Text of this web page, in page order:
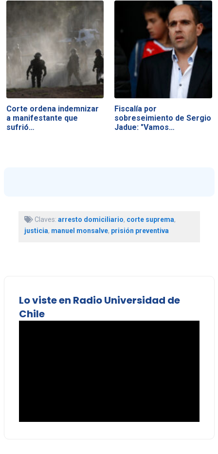
Corte ordena indemnizar
a manifestante que
sufrió…
Fiscalía por
sobreseimiento de Sergio
Jadue: "Vamos…
Claves: arresto domiciliario, corte suprema,
justicia, manuel monsalve, prisión preventiva
Lo viste en Radio Universidad de
Chile